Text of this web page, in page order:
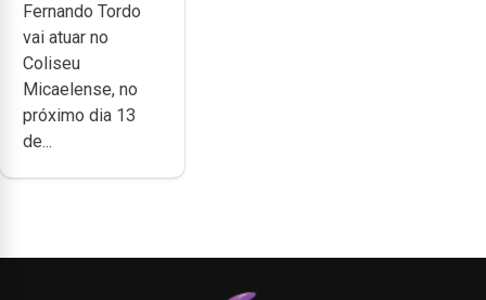
anos de
carreira no
Coliseu
Micaelense
Fernando Tordo
vai atuar no
Coliseu
Micaelense, no
próximo dia 13
de...